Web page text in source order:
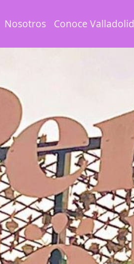
Nosotros Conoce Valladolid